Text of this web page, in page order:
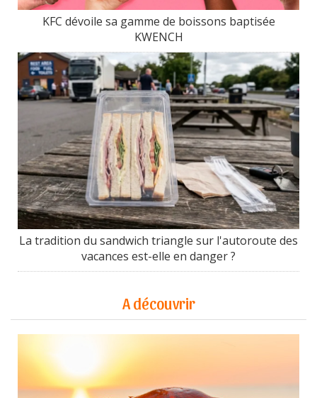
KFC dévoile sa gamme de boissons baptisée
KWENCH
La tradition du sandwich triangle sur l'autoroute des
vacances est-elle en danger ?
A découvrir